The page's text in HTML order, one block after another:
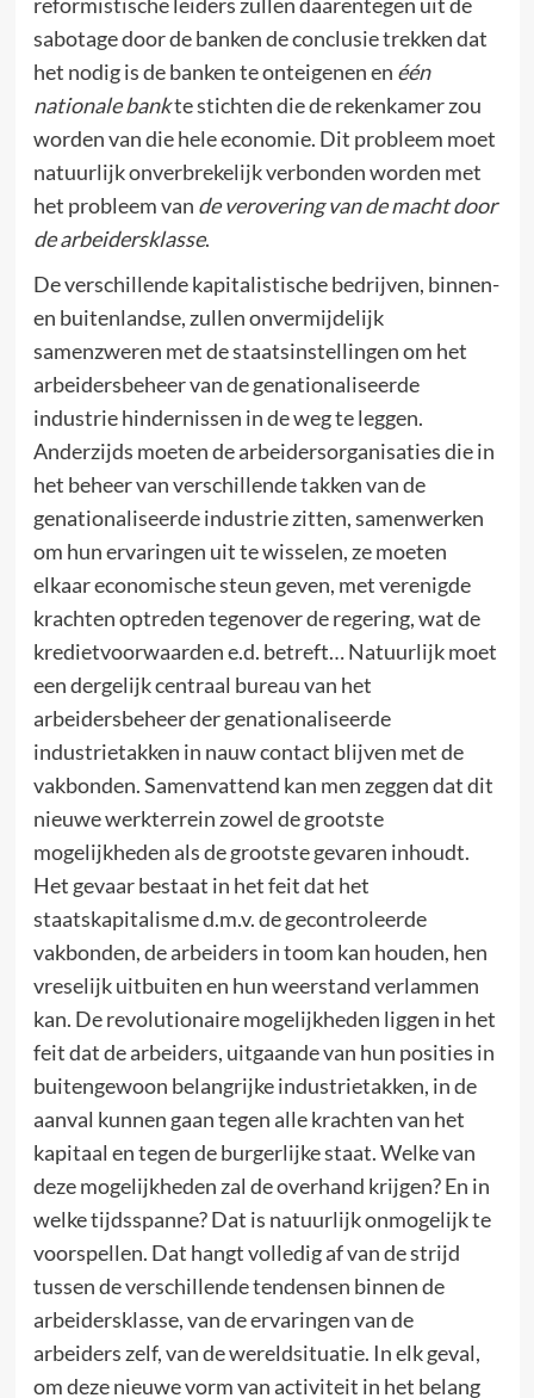
sabotage door de banken de conclusie trekken dat
het nodig is de banken te onteigenen en één
nationale bankte stichten die de rekenkamer zou
worden van die hele economie. Dit probleem moet
natuurlijk onverbrekelijk verbonden worden met
het probleem van de verovering van de macht door
de arbeidersklasse.
De verschillende kapitalistische bedrijven, binnen-
en buitenlandse, zullen onvermijdelijk
samenzweren met de staatsinstellingen om het
arbeidersbeheer van de genationaliseerde
industrie hindernissen in de weg te leggen.
Anderzijds moeten de arbeidersorganisaties die in
het beheer van verschillende takken van de
genationaliseerde industrie zitten, samenwerken
om hun ervaringen uit te wisselen, ze moeten
elkaar economische steun geven, met verenigde
krachten optreden tegenover de regering, wat de
kredietvoorwaarden e.d. betreft… Natuurlijk moet
een dergelijk centraal bureau van het
arbeidersbeheer der genationaliseerde
industrietakken in nauw contact blijven met de
vakbonden. Samenvattend kan men zeggen dat dit
nieuwe werkterrein zowel de grootste
mogelijkheden als de grootste gevaren inhoudt.
Het gevaar bestaat in het feit dat het
staatskapitalisme d.m.v. de gecontroleerde
vakbonden, de arbeiders in toom kan houden, hen
vreselijk uitbuiten en hun weerstand verlammen
kan. De revolutionaire mogelijkheden liggen in het
feit dat de arbeiders, uitgaande van hun posities in
buitengewoon belangrijke industrietakken, in de
aanval kunnen gaan tegen alle krachten van het
kapitaal en tegen de burgerlijke staat. Welke van
deze mogelijkheden zal de overhand krijgen? En in
welke tijdsspanne? Dat is natuurlijk onmogelijk te
voorspellen. Dat hangt volledig af van de strijd
tussen de verschillende tendensen binnen de
arbeidersklasse, van de ervaringen van de
arbeiders zelf, van de wereldsituatie. In elk geval,
om deze nieuwe vorm van activiteit in het belang